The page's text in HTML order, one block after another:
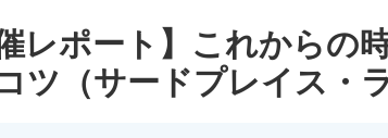
催レポート】これからの
ツ（サードプレイス・